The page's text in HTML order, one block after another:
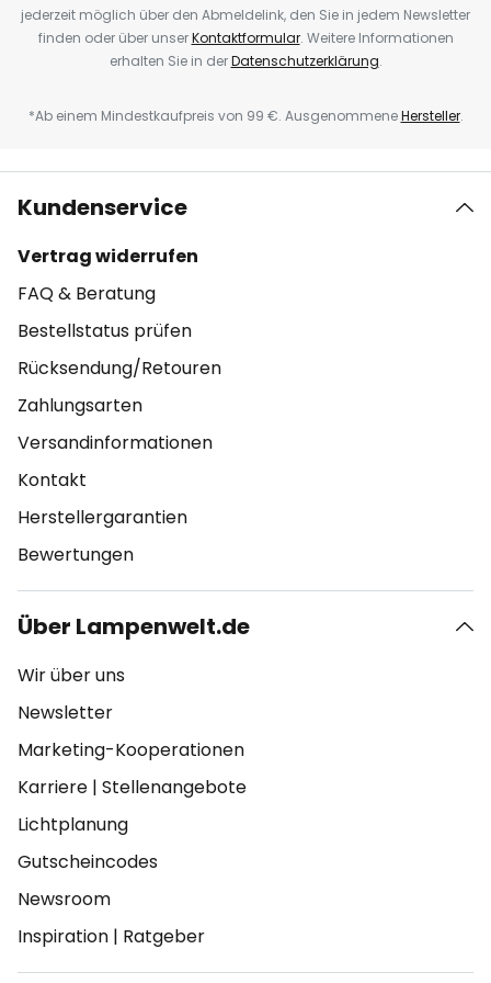
jederzeit möglich über den Abmeldelink, den Sie in jedem Newsletter
finden oder über unserKontaktformular. Weitere Informationen
erhalten Sie in derDatenschutzerklärung.
*Ab einem Mindestkaufpreis von 99 €. AusgenommeneHersteller.
Kundenservice
Vertrag widerrufen
FAQ & Beratung
Bestellstatus prüfen
Rücksendung/Retouren
Zahlungsarten
Versandinformationen
Kontakt
Herstellergarantien
Bewertungen
Über Lampenwelt.de
Wir über uns
Newsletter
Marketing-Kooperationen
Karriere | Stellenangebote
Lichtplanung
Gutscheincodes
Newsroom
Inspiration | Ratgeber